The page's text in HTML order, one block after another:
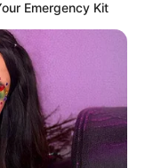
Emergency Kit